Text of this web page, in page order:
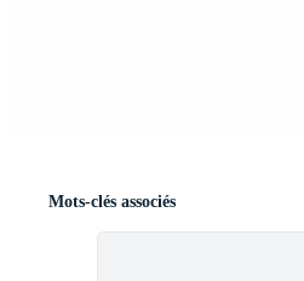
Mots-clés associés